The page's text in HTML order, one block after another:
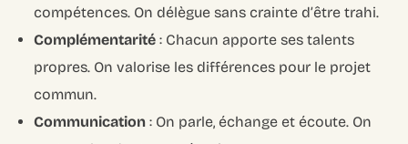
compétences. On délègue sans crainte d’être trahi.
Complémentarité : Chacun apporte ses talents
propres. On valorise les différences pour le projet
commun.
Communication : On parle, échange et écoute. On